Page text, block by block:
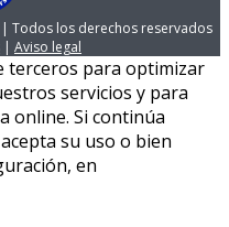
Todos los derechos reservados
| Aviso legal
terceros para optimizar
servicios y para
online. Si continúa
su uso o bien
en